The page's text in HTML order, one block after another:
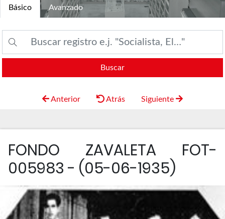
Básico Avanzado
Buscar
Anterior Atrás Siguiente
FONDO ZAVALETA FOT-
005983 - (05-06-1935)